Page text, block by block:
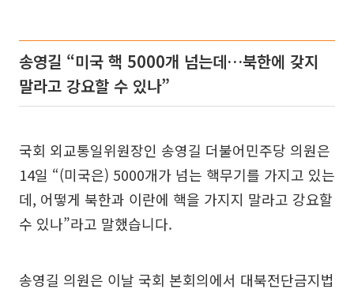
송영길 “미국 핵 5000개 넘는데…북한에 갖지
말라고 강요할 수 있나”
국회 외교통일위원장인 송영길 더불어민주당 의원은
14일 “(미국은) 5000개가 넘는 핵무기를 가지고 있는
데, 어떻게 북한과 이란에 핵을 가지지 말라고 강요할
수 있나”라고 말했습니다.
송영길 의원은 이날 국회 본회의에서 대북전단금지법